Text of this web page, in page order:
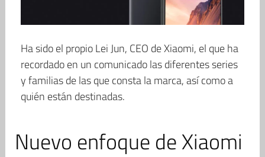
Ha sido el propio Lei Jun, CEO de Xiaomi, el que ha
recordado en un comunicado las diferentes series
y familias de las que consta la marca, así como a
quién están destinadas.
Nuevo enfoque de Xiaomi